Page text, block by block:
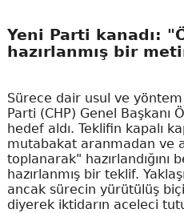
Yeni Parti kanadı:
hazırlanmış bir
Sürece dair usul ve
Parti (CHP) Genel Başkanı
hedef aldı. Teklifin kapalı
mutabakat aranmadan ve
toplanarak" hazırlandığını
hazırlanmış bir teklif.
ancak sürecin yürütülüş
diyerek iktidarın aceleci